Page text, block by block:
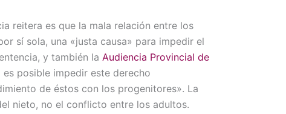
reitera es que la mala relación entre los
sí sola, una «justa causa» para impedir el
y también la Audiencia Provincial de
es posible impedir este derecho
de éstos con los progenitores». La
nieto, no el conflicto entre los adultos.